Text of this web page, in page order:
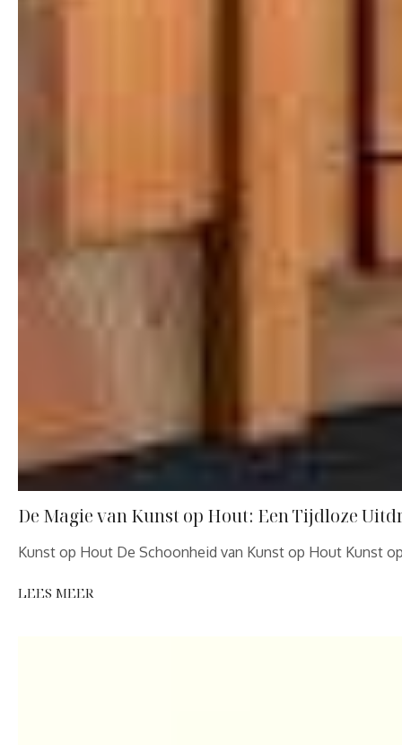
De Magie van Kunst op Hout: Een Tijdloze
Kunst op Hout De Schoonheid van Kunst op Hout Kunst
LEES MEER